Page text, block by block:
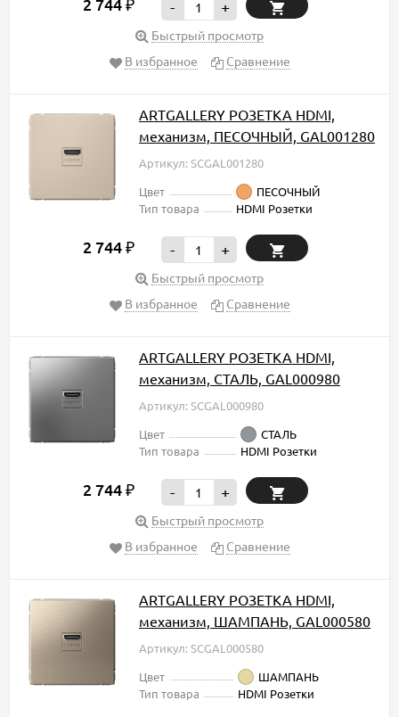
2 744 ₽ - +
Быстрый просмотр
В избранное
Сравнение
ARTGALLERY РОЗЕТКА HDMI,
механизм, ПЕСОЧНЫЙ, GAL001280
Артикул: SCGAL001280
Цвет
ПЕСОЧНЫЙ
Тип товара
HDMI Розетки
2 744 ₽ - +
Быстрый просмотр
В избранное
Сравнение
ARTGALLERY РОЗЕТКА HDMI,
механизм, СТАЛЬ, GAL000980
Артикул: SCGAL000980
Цвет
СТАЛЬ
Тип товара
HDMI Розетки
2 744 ₽ - +
Быстрый просмотр
В избранное
Сравнение
ARTGALLERY РОЗЕТКА HDMI,
механизм, ШАМПАНЬ, GAL000580
Артикул: SCGAL000580
Цвет
ШАМПАНЬ
Тип товара
HDMI Розетки